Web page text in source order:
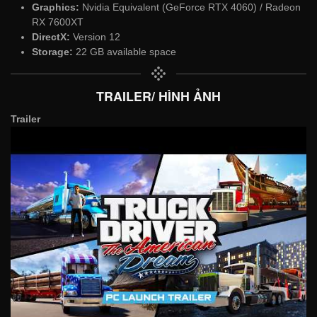
Graphics: Nvidia Equivalent (GeForce RTX 4060) / Radeon
RX 7600XT
DirectX: Version 12
Storage: 22 GB available space
TRAILER/ HÌNH ẢNH
Trailer